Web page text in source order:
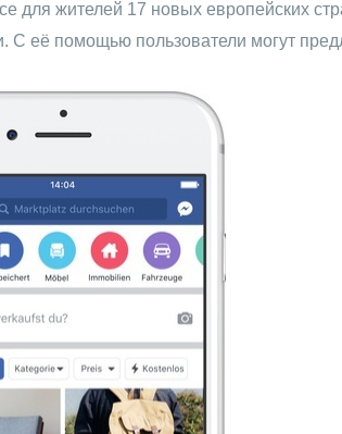
жителей 17 новых европейских
её помощью пользователи могут